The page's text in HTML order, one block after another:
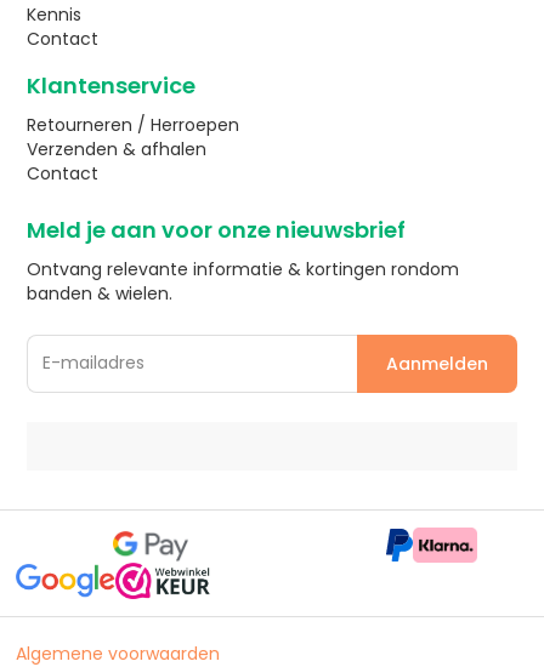
Kennis
Contact
Klantenservice
Retourneren / Herroepen
Verzenden & afhalen
Contact
Meld je aan voor onze nieuwsbrief
Ontvang relevante informatie & kortingen rondom
banden & wielen.
Algemene voorwaarden